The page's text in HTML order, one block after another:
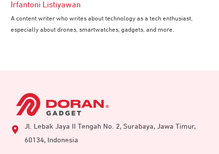
Irfantoni Listiyawan
A content writer who writes about technology as a tech enthusiast,
especially about drones, smartwatches, gadgets, and more.
Jl. Lebak Jaya II Tengah No. 2, Surabaya, Jawa Timur,
60134, Indonesia